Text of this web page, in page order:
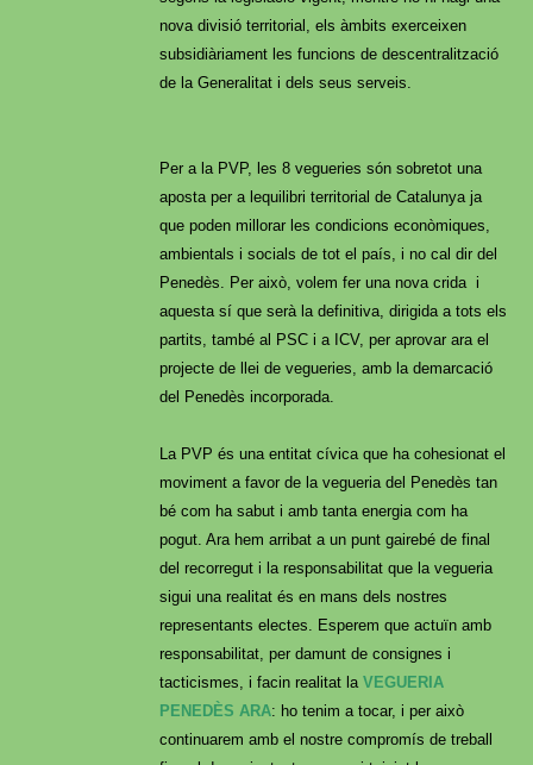
nova divisió territorial, els àmbits exerceixen
subsidiàriament les funcions de descentralització
de la Generalitat i dels seus serveis.
Per a la PVP, les 8 vegueries són sobretot una
aposta per a lequilibri territorial de Catalunya ja
que poden millorar les condicions econòmiques,
ambientals i socials de tot el país, i no cal dir del
Penedès. Per això, volem fer una nova crida i
aquesta sí que serà la definitiva, dirigida a tots els
partits, també al PSC i a ICV, per aprovar ara el
projecte de llei de vegueries, amb la demarcació
del Penedès incorporada.
La PVP és una entitat cívica que ha cohesionat el
moviment a favor de la vegueria del Penedès tan
bé com ha sabut i amb tanta energia com ha
pogut. Ara hem arribat a un punt gairebé de final
del recorregut i la responsabilitat que la vegueria
sigui una realitat és en mans dels nostres
representants electes. Esperem que actuïn amb
responsabilitat, per damunt de consignes i
tacticismes, i facin realitat laVEGUERIA
PENEDÈS ARA: ho tenim a tocar, i per això
continuarem amb el nostre compromís de treball